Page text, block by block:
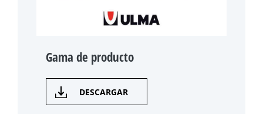
Gama de producto
DESCARGAR